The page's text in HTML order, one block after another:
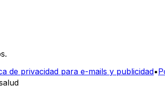
de privacidad para e-mails y publicidad•